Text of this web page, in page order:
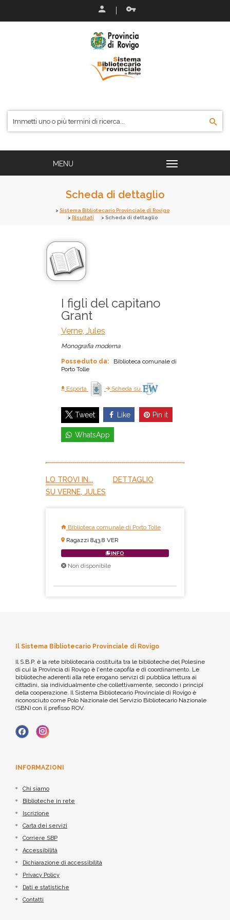
Scheda di dettaglio
Sistema Bibliotecario Provinciale di Rovigo
Risultati
Scheda di dettaglio
I figli del capitano
Grant
Verne, Jules
Monografia moderna
Posseduto da:
Biblioteca comunale di
Porto Tolle
Esporta Scheda su
Tweet Like Pin it
WhatsApp
LO TROVI IN...
DETTAGLIO
SU VERNE, JULES
Biblioteca comunale di Porto Tolle
Ragazzi 843.8 VER
INFO
Non disponibile
Il Sistema Bibliotecario Provinciale di Rovigo
Il S.B.P. è la rete bibliotecaria costituita tra le biblioteche del Polesine
di cui la Provincia di Rovigo è l'ente capofila e di coordinamento. Le
biblioteche aderenti alla rete erogano servizi di pubblica lettura ai
cittadini, sia individualmente che collettivamente, secondo i principi
della cooperazione. Il Sistema Bibliotecario Provinciale di Rovigo è
riconosciuto come Polo Nazionale del Servizio Bibliotecario Nazionale
(SBN) con il prefisso ROV.
INFORMAZIONI
Chi siamo
Biblioteche in rete
Iscrizione
Carta dei servizi
Corriere SBP
Accessibilità
Dichiarazione di accessibilità
Privacy Policy
Dati e statistiche
Contatti